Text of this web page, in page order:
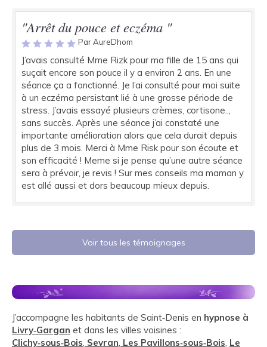
"Arrêt du pouce et eczéma "
Par AureDhom
J’avais consulté Mme Rizk pour ma fille de 15 ans qui
suçait encore son pouce il y a environ 2 ans. En une
séance ça a fonctionné. Je l’ai consulté pour moi suite
à un eczéma persistant lié à une grosse période de
stress. J’avais essayé plusieurs crèmes, cortisone..,
sans succès. Après une séance j’ai constaté une
importante amélioration alors que cela durait depuis
plus de 3 mois. Merci à Mme Risk pour son écoute et
son efficacité ! Meme si je pense qu’une autre séance
sera à prévoir, je revis ! Sur mes conseils ma maman y
est allé aussi et dors beaucoup mieux depuis.
Voir tous les témoignages
J’accompagne les habitants de Saint‑Denis en hypnose à
Livry‑Gargan et dans les villes voisines :
Clichy‑sous‑Bois, Sevran, Les Pavillons‑sous‑Bois, Le